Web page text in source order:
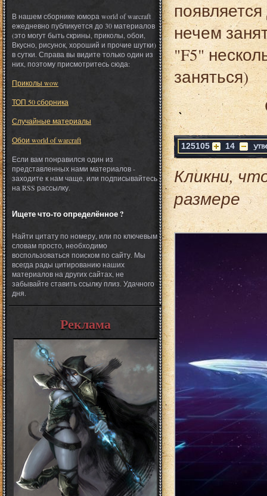
В нашем сборнике юмора world of warcraft
ежедневно публикуется до 30 материалов
(это могут быть скрины, приколы, обои,
Вкусно, рисунок, хороший и прочие шутки)
в сутки. Справа вы видите только один из
них, поэтому присмотритесь сюда:
Приколы wow
ТОП 50 сборника
Случайные материалы
Обои world of warcraft
Если вам понравился один из
представленных нами материалов -
заходите к нам чаще, или подписывайтесь
на RSS рассылку.
Ищете что-то определённое ?
Найти цитату по номеру, или по ключевым
словам просто, необходимо
воспользоваться поиском по сайту. Мы
всегда рады цитированию наших
материалов на других сайтах, не
забывайте ставить ссылку плиз. Удачного
дня.
Реклама
нечем
"F5"
заняться)
125105 14
Кликни,
размере